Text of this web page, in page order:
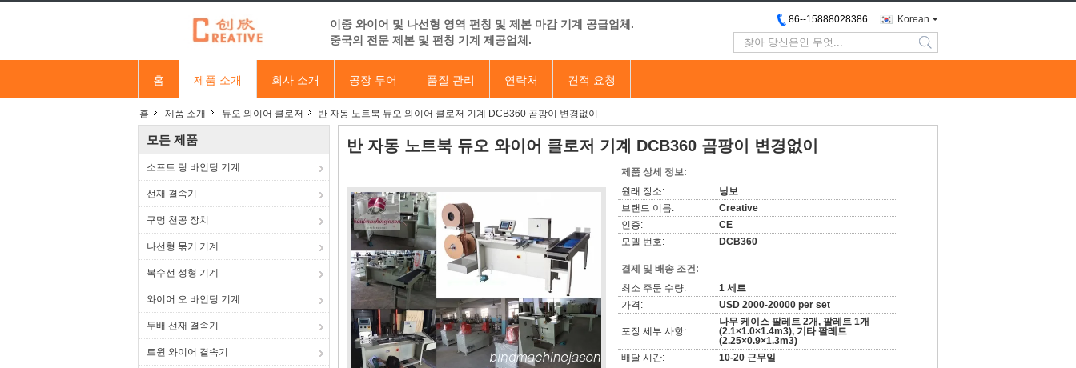
이중 와이어 및 나선형 영역 펀칭 및 제본 마감 기계 공급업체.
중국의 전문 제본 및 펀칭 기계 제공업체.
Korean
86--15888028386
search
홈 제품 소개 회사 소개 공장 투어 품질 관리 연락처 견적 요청
홈 제품 소개 듀오 와이어 클로저 반 자동 노트북 듀오 와이어 클로저 기계 DCB360 곰팡이 변경없이
모든 제품
소프트 링 바인딩 기계
선재 결속기
구멍 천공 장치
나선형 묶기 기계
복수선 성형 기계
와이어 오 바인딩 기계
두배 선재 결속기
트윈 와이어 결속기
반 자동 노트북 듀오 와이어 클로저 기계 DCB360 곰팡이 변경없이
제품 상세 정보:
원래 장소:
닝보
브랜드 이름:
Creative
인증:
CE
모델 번호:
DCB360
결제 및 배송 조건:
최소 주문 수량:
1 세트
가격:
USD 2000-20000 per set
포장 세부 사항:
나무 케이스 팔레트 2개, 팔레트 1개
(2.1×1.0×1.4m3), 기타 팔레트
(2.25×0.9×1.3m3)
배달 시간:
10-20 근무일